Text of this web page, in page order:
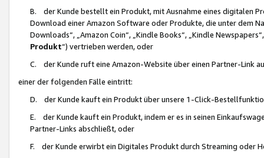
B. der Kunde bestellt ein Produkt, mit Ausnahme eines digitalen
Download einer Amazon Software oder Produkte, die unter dem
Downloads“, „Amazon Coin“, „Kindle Books“, „Kindle
Produkt“) vertrieben werden, oder
C. der Kunde ruft eine Amazon-Website über einen Partner-Link
einer der folgenden Fälle eintritt:
D. der Kunde kauft ein Produkt über unsere 1-Click-
E. der Kunde kauft ein Produkt, indem er es in seinen
Partner-Links abschließt, oder
F. der Kunde erwirbt ein Digitales Produkt durch Streaming oder